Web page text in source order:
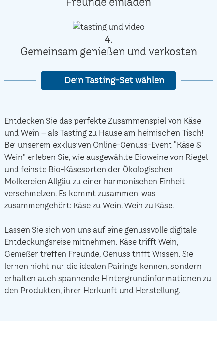
4.
Gemeinsam genießen und verkosten
Dein Tasting-Set wählen
Entdecken Sie das perfekte Zusammenspiel von Käse
und Wein – als Tasting zu Hause am heimischen Tisch!
Bei unserem exklusiven Online-Genuss-Event "Käse &
Wein" erleben Sie, wie ausgewählte Bioweine von Riegel
und feinste Bio-Käsesorten der Ökologischen
Molkereien Allgäu zu einer harmonischen Einheit
verschmelzen. Es kommt zusammen, was
zusammengehört: Käse zu Wein. Wein zu Käse.
Lassen Sie sich von uns auf eine genussvolle digitale
Entdeckungsreise mitnehmen. Käse trifft Wein,
Genießer treffen Freunde, Genuss trifft Wissen. Sie
lernen nicht nur die idealen Pairings kennen, sondern
erhalten auch spannende Hintergrundinformationen zu
den Produkten, ihrer Herkunft und Herstellung.